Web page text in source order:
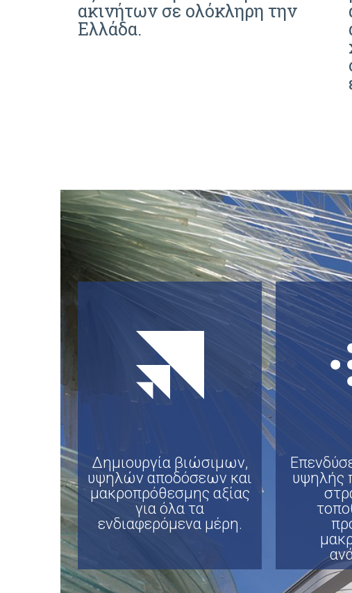
ακινήτων σε ολόκληρη την
Ελλάδα.
Δημιουργία βιώσιμων,
υψηλών αποδόσεων και
μακροπρόθεσμης αξίας
για όλα τα
ενδιαφερόμενα μέρη.
υψηλής